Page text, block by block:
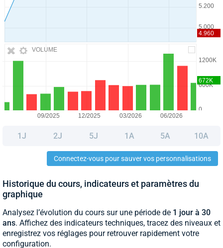
VOLUME
1J 2J 5J 1A 5A 10A
Connectez-vous pour sauver vos personnalisations
Historique du cours, indicateurs et paramètres du
graphique
Analysez l’évolution du cours sur une période de 1 jour à 30
ans. Affichez des indicateurs techniques, tracez des niveaux et
enregistrez vos réglages pour retrouver rapidement votre
configuration.